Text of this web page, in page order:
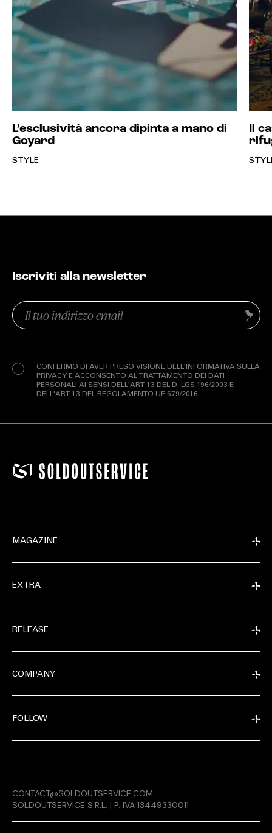
RELEASE
L’esclusività ancora dipinta a mano di
Goyard
STYLE
Il
Iscriviti alla newsletter
Email
(Obbligatorio)
CONFERMO DI AVER PRESO VISIONE DELL'INFORMATIVA SULLA
PRIVACY E ACCONSENTO AL TRATTAMENTO DEI DATI
PERSONALI AI SENSI DELL'ART 13 DEL D. LGS 196/2003 E
DELL'ART 13 DEL REGOLAMENTO UE 679/2016.
Invia
MAGAZINE
EXTRA
RELEASE
COMPANY
FOLLOW
CONTACT@SOLDOUTSERVICE.COM
SOLDOUTSERVICE S.R.L. | P. IVA 13449330011